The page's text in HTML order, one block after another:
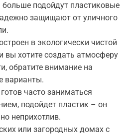
подойдут пластиковые
защищают от уличного
в экологически чистой
вы хотите создать атмосферу
обратите внимание на
варианты.
часто заниматься
подойдет пластик – он
неприхотлив.
или загородных домах с